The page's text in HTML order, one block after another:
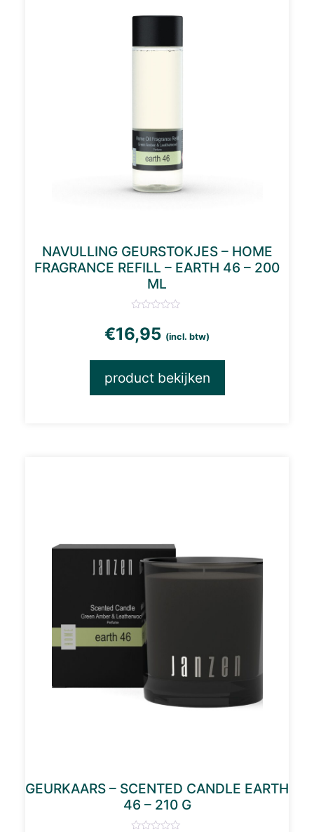
NAVULLING GEURSTOKJES – HOME
FRAGRANCE REFILL – EARTH 46 – 200
ML
€16,95 (incl. btw)
product bekijken
GEURKAARS – SCENTED CANDLE EARTH
46 – 210 G